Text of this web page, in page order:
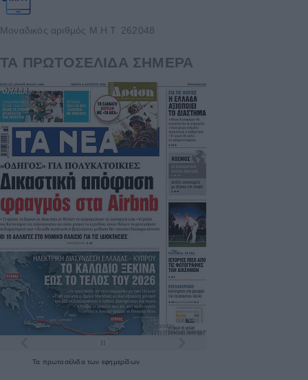
Μοναδικός αριθμός Μ.Η.Τ. 262048
ΤΑ ΠΡΩΤΟΣΕΛΙΔΑ ΣΗΜΕΡΑ
Τα πρωτοσέλιδατων εφημερίδων